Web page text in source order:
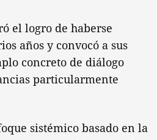
el logro de haberse
años y convocó a sus
concreto de diálogo
particularmente
sistémico basado en la